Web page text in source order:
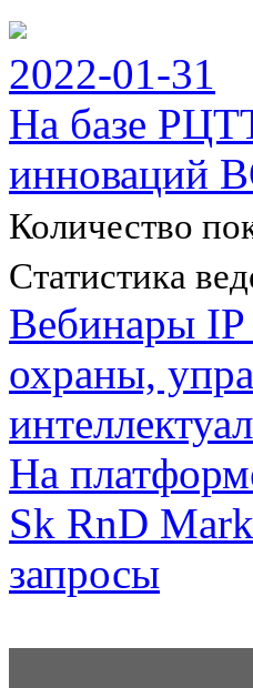
2022-01-31
На базе
инноваций
Количество
Статистика
Вебинары IP
охраны,
На
Sk RnD
запросы